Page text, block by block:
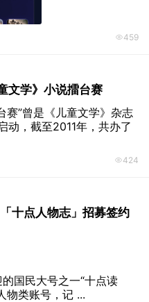
459
文学》小说擂台赛
赛”曾是《儿童文学》杂志
动，截至2011年，共办了
424
十点人物志」招募签约
国民大号之一“十点读
物类账号，记 ...